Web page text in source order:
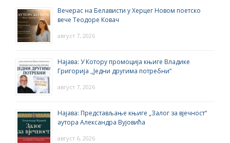
Вечерас на Белависти у Херцег Новом поетско
вече Теодоре Ковач
август 7, 2026
Најава: У Котору промоција књиге Владике
Григорија ,,Једни другима потребни”
август 7, 2026
Најава: Представљање књиге „Залог за вјечност“
аутора Александра Вујовића
август 6, 2026